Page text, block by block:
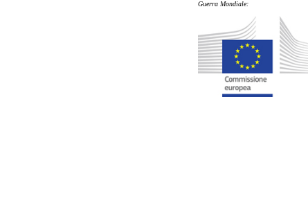
Guerra Mondiale: